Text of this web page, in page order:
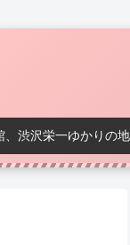
渋沢栄一ゆかりの